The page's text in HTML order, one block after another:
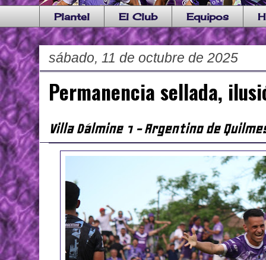
Plantel El Club Equipos
sábado, 11 de octubre de 2025
Permanencia sellada,
Villa Dálmine 1 - Argentino de